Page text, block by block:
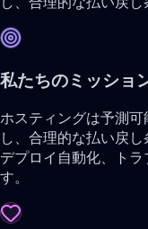
私たちのミッショ
ホスティングは予測
し、合理的な払い戻
デプロイ自動化、ト
す。